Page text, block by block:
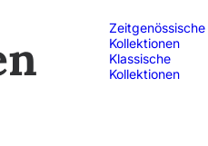
Zeitgenössische
Kollektionen
Klassische
Kollektionen